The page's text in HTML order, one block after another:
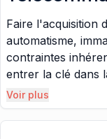
Faire l'acquisition
automatisme,
contraintes
entrer la clé dans
fastidieuses, alors
toutes ses
votre émetteur et
Voir plus